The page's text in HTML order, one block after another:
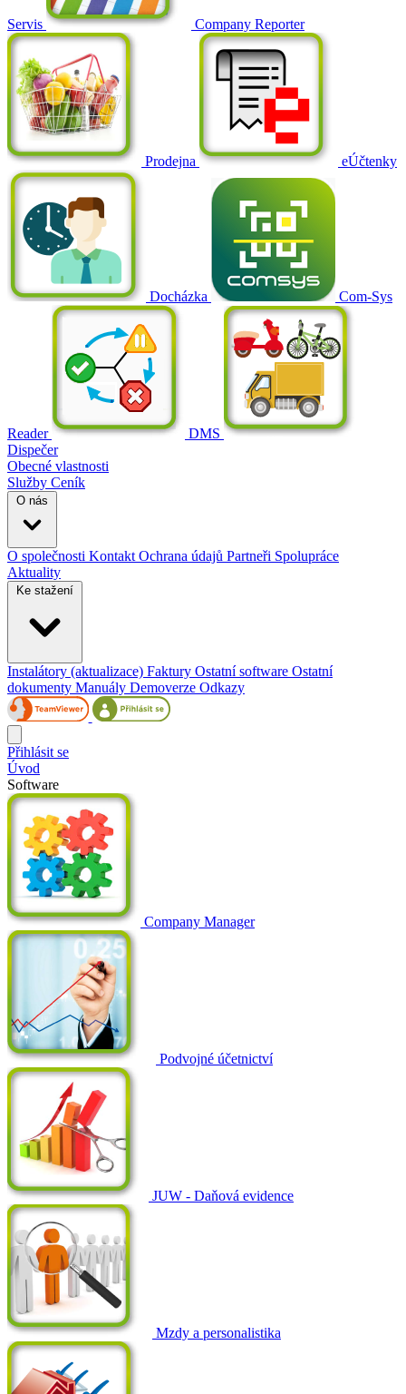
Servis Company Reporter
Prodejna eÚčtenky
Docházka Com-Sys
Reader
DMS
Dispečer
Obecné vlastnosti
Služby Ceník
O nás
O společnosti Kontakt Ochrana údajů Partneři Spolupráce
Aktuality
Ke stažení
Instalátory (aktualizace) Faktury Ostatní software Ostatní
dokumenty Manuály Demoverze Odkazy
Přihlásit se
Úvod
Software
Company Manager
Podvojné účetnictví
JUW - Daňová evidence
Mzdy a personalistika